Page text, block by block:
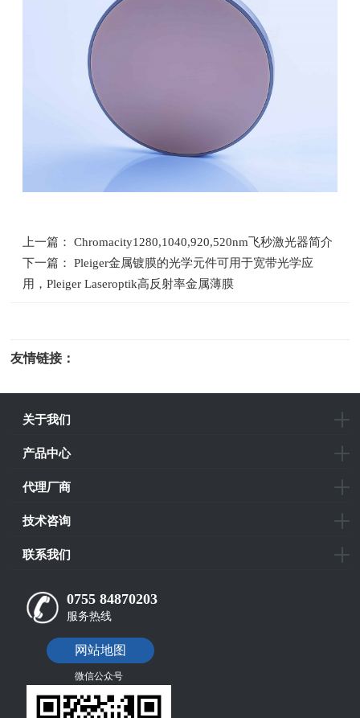
上一篇： Chromacity1280,1040,920,520nm飞秒激光器简介
下一篇： Pleiger金属镀膜的光学元件可用于宽带光学应
用，Pleiger Laseroptik高反射率金属薄膜
友情链接：
关于我们
产品中心
代理厂商
技术咨询
联系我们
0755 84870203
服务热线
网站地图
微信公众号